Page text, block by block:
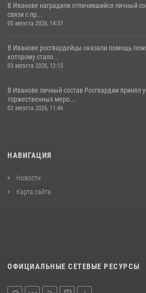
В Иванове наградили отличившийся личный
связи с пр...
05 августа 2026, 14:37
В Иванове росгвардейцы оказали помощь
которому стало...
03 августа 2026, 12:15
В Иванове личный состав Росгвардии принял
торжественных меро...
02 августа 2026, 11:46
НАВИГАЦИЯ
Новости
Карта сайта
ОФИЦИАЛЬНЫЕ СЕТЕВЫЕ РЕСУРСЫ